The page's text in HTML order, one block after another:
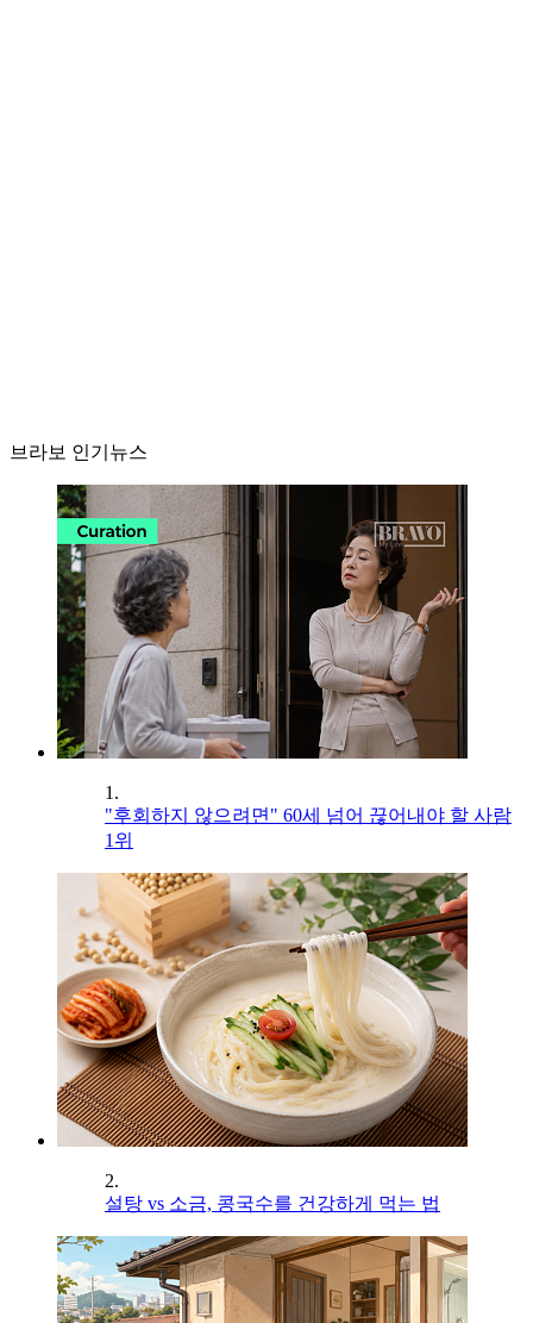
브라보 인기뉴스
1.
"후회하지 않으려면" 60세 넘어 끊어내야 할 사람
1위
2.
설탕 vs 소금, 콩국수를 건강하게 먹는 법